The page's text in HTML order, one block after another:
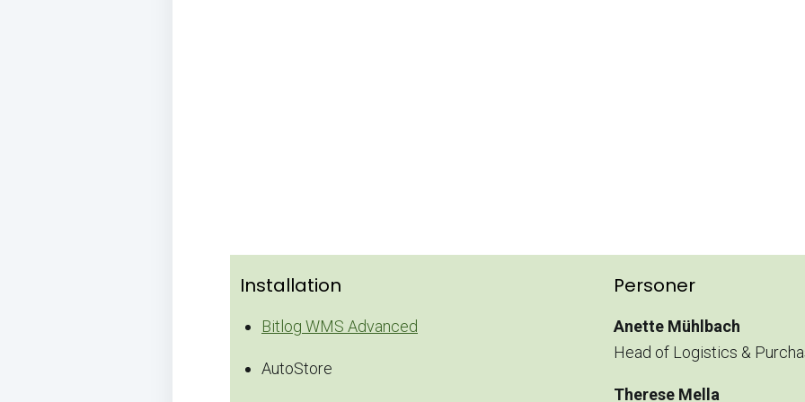
Installation
Bitlog WMS Advanced
AutoStore
Personer
Anette Mühlbach
Head of Logistics &
Therese Mella